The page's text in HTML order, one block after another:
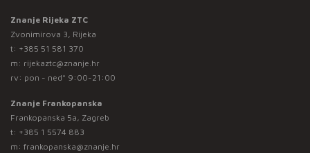
Znanje Rijeka ZTC
Zvonimirova 3, Rijeka
t: +385 51 581 370
m: rijekaztc@znanje.hr
rv: pon - ned* 9:00-21:00
Znanje Frankopanska
Frankopanska 5a, Zagreb
t: +385 1 5574 883
m: frankopanska@znanje.hr